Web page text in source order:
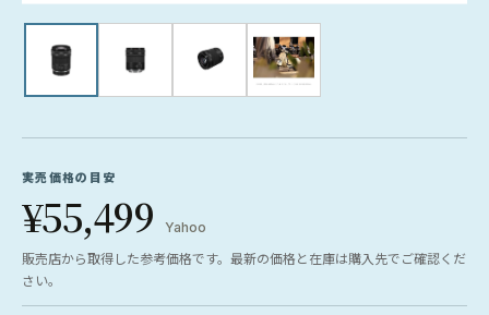
実売価格の目安
¥55,499
Yahoo
販売店から取得した参考価格です。最新の価格と在庫は購入先でご確認くだ
さい。